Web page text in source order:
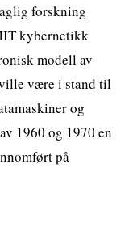
forskning
kybernetikk
modell av
være i stand til
og
1960 og 1970 en
på